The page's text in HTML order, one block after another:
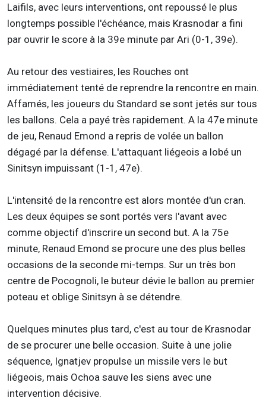
Laifils, avec leurs interventions, ont repoussé le plus
longtemps possible l'échéance, mais Krasnodar a fini
par ouvrir le score à la 39e minute par Ari (0-1, 39e).
Au retour des vestiaires, les Rouches ont
immédiatement tenté de reprendre la rencontre en main.
Affamés, les joueurs du Standard se sont jetés sur tous
les ballons. Cela a payé très rapidement. A la 47e minute
de jeu, Renaud Emond a repris de volée un ballon
dégagé par la défense. L'attaquant liégeois a lobé un
Sinitsyn impuissant (1-1, 47e).
L'intensité de la rencontre est alors montée d'un cran.
Les deux équipes se sont portés vers l'avant avec
comme objectif d'inscrire un second but. A la 75e
minute, Renaud Emond se procure une des plus belles
occasions de la seconde mi-temps. Sur un très bon
centre de Pocognoli, le buteur dévie le ballon au premier
poteau et oblige Sinitsyn à se détendre.
Quelques minutes plus tard, c'est au tour de Krasnodar
de se procurer une belle occasion. Suite à une jolie
séquence, Ignatjev propulse un missile vers le but
liégeois, mais Ochoa sauve les siens avec une
intervention décisive.